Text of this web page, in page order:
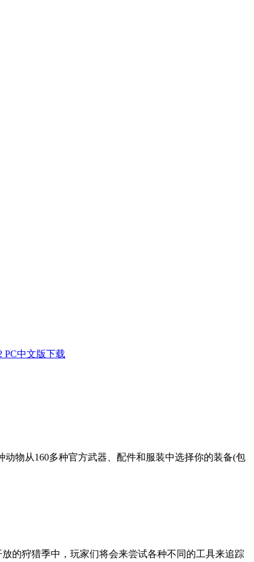
PC中文版下载
动物从160多种官方武器、配件和服装中选择你的装备(包
的狩猎季中，玩家们将会来尝试各种不同的工具来追踪